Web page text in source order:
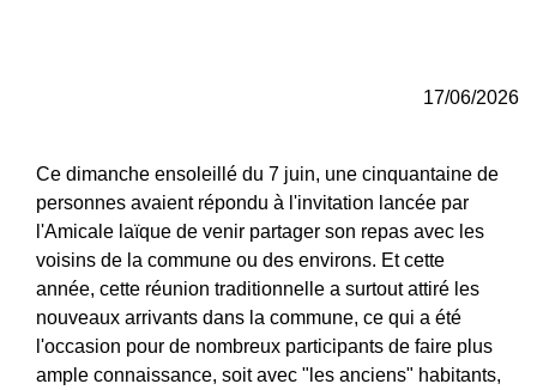
17/06/2026
Ce dimanche ensoleillé du 7 juin, une cinquantaine de
personnes avaient répondu à l'invitation lancée par
l'Amicale laïque de venir partager son repas avec les
voisins de la commune ou des environs. Et cette
année, cette réunion traditionnelle a surtout attiré les
nouveaux arrivants dans la commune, ce qui a été
l'occasion pour de nombreux participants de faire plus
ample connaissance, soit avec "les anciens" habitants,